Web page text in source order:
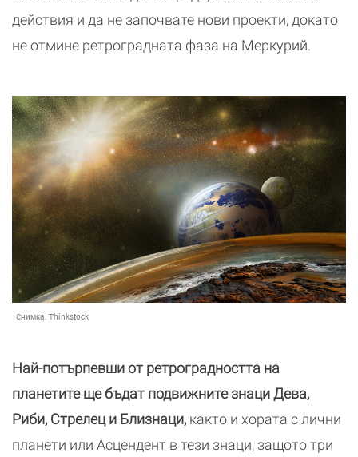
действия и да не започвате нови проекти, докато
не отмине ретроградната фаза на Меркурий.
Снимка: Thinkstock
Най-потърпевши от ретроградността на
планетите ще бъдат подвижните знаци Дева,
Риби, Стрелец и Близнаци,както и хората с лични
планети или Асцендент в тези знаци, защото три